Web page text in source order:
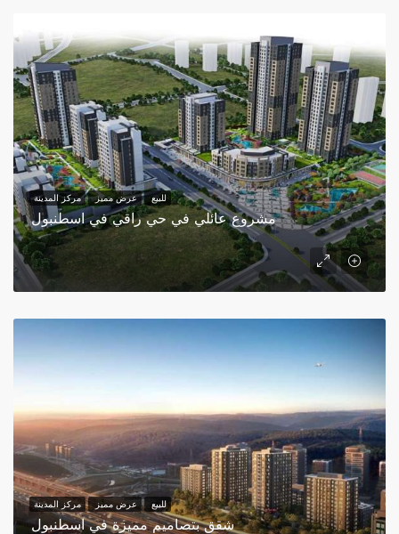
مشروع عائلي في حي راقي في اسطنبول
للبيع عرض مميز مركز المدينة
شقق بتصاميم مميزة في اسطنبول
للبيع عرض مميز مركز المدينة